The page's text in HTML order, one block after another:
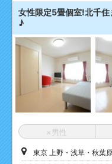
女性限定5畳個室!北千
♪
×男性
東京 上野・浅草・秋葉